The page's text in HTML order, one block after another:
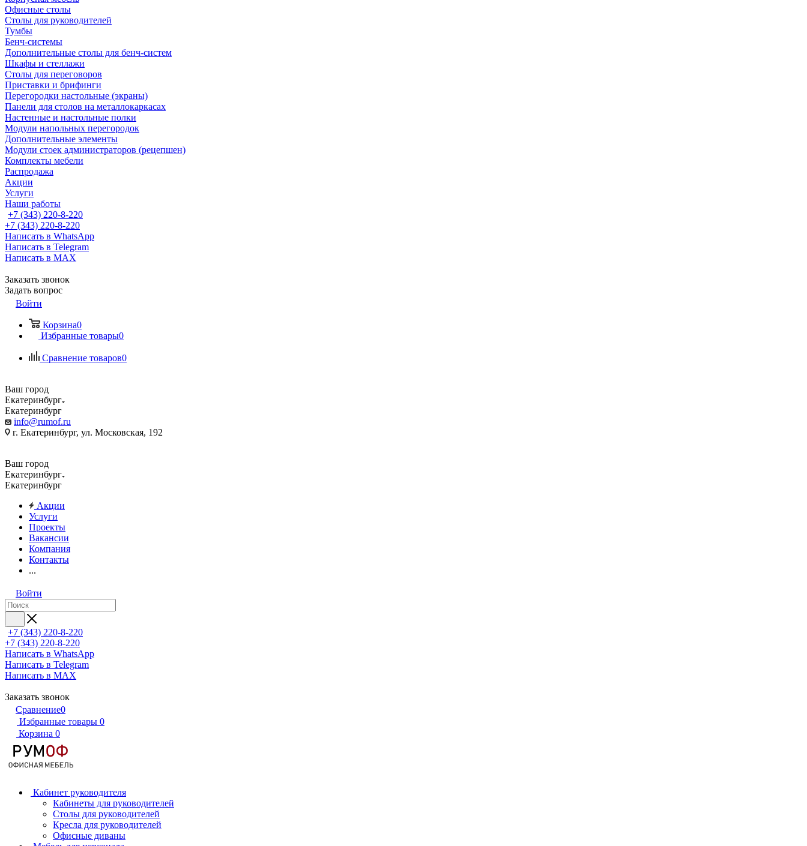
Офисные столы
Столы для руководителей
Тумбы
Бенч-системы
Дополнительные столы для бенч-систем
Шкафы и стеллажи
Столы для переговоров
Приставки и брифинги
Перегородки настольные (экраны)
Панели для столов на металлокаркасах
Настенные и настольные полки
Модули напольных перегородок
Дополнительные элементы
Модули стоек администраторов (рецепшен)
Комплекты мебели
Распродажа
Акции
Услуги
Наши работы
+7 (343) 220-8-220
+7 (343) 220-8-220
Написать в WhatsApp
Написать в Telegram
Написать в MAX
Заказать звонок
Задать вопрос
Войти
Корзина0
Избранные товары0
Сравнение товаров0
Ваш город
Екатеринбург
Екатеринбург
info@rumof.ru
г. Екатеринбург, ул. Московская, 192
Ваш город
Екатеринбург
Екатеринбург
Акции
Услуги
Проекты
Вакансии
Компания
Контакты
...
Войти
+7 (343) 220-8-220
+7 (343) 220-8-220
Написать в WhatsApp
Написать в Telegram
Написать в MAX
Заказать звонок
Сравнение0
Избранные товары 0
Корзина 0
Кабинет руководителя
Кабинеты для руководителей
Столы для руководителей
Кресла для руководителей
Офисные диваны